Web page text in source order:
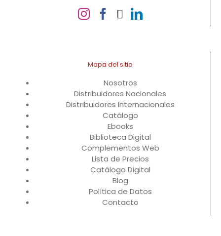
Mapa del sitio
Nosotros
Distribuidores Nacionales
Distribuidores Internacionales
Catálogo
Ebooks
Biblioteca Digital
Complementos Web
Lista de Precios
Catálogo Digital
Blog
Política de Datos
Contacto